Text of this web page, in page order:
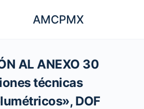
AMCPMX
AL ANEXO 30
técnicas
DOF